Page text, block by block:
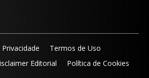
Termos de Uso
Editorial
Política de Cookies